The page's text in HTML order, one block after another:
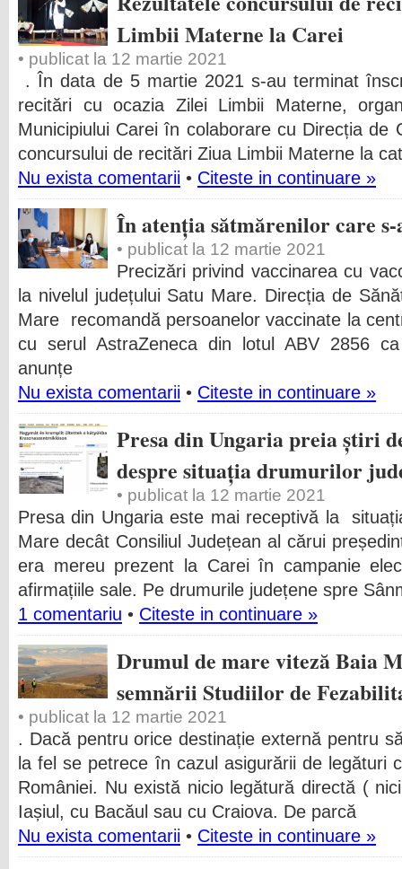
Limbii Materne la Carei
• publicat la 12 martie 2021
. În data de 5 martie 2021 s-au terminat
recitări cu ocazia Zilei Limbii Materne,
Municipiului Carei în colaborare cu Direcția
concursului de recitări Ziua Limbii Materne la
Nu exista comentarii • Citeste in continuare »
În atenția sătmărenilor care s-
• publicat la 12 martie 2021
Precizări privind vaccinarea cu
la nivelul județului Satu Mare. Direcția de
Mare recomandă persoanelor vaccinate la
cu serul AstraZeneca din lotul ABV 2856
anunțe
Nu exista comentarii • Citeste in continuare »
Presa din Ungaria preia știri
despre situația drumurilor
• publicat la 12 martie 2021
Presa din Ungaria este mai receptivă la
Mare decât Consiliul Județean al cărui
era mereu prezent la Carei în campanie
afirmațiile sale. Pe drumurile județene spre
1 comentariu • Citeste in continuare »
Drumul de mare viteză Baia
semnării Studiilor de
• publicat la 12 martie 2021
. Dacă pentru orice destinație externă pentru
la fel se petrece în cazul asigurării de legături
României. Nu există nicio legătură directă (
Iașiul, cu Bacăul sau cu Craiova. De parcă
Nu exista comentarii • Citeste in continuare »